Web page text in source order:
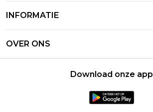
Retourneer uw bestelling
Bezorginformatie
Retourbeleid – Bijgewerkt mei 2026
INFORMATIE
Privacybeleid - Bijgewerkt juni 2026
OVER ONS
Verklaring over moderne slavernij
Download onze app